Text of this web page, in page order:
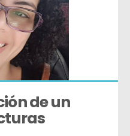
de un